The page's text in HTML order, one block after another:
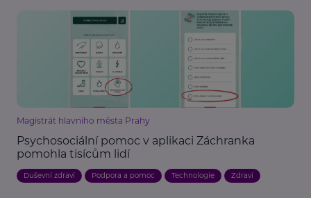
Magistrát hlavního města Prahy
Psychosociální pomoc v aplikaci Záchranka
pomohla tisícům lidí
Duševní zdraví Podpora a pomoc Technologie Zdraví